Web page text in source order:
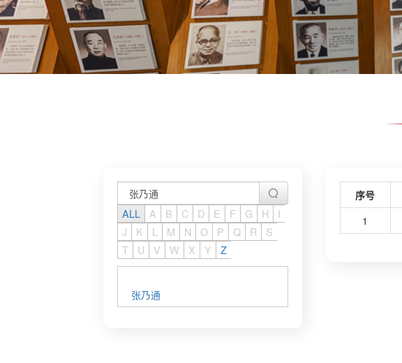
ALL A B C D E F G H
I
J
K L M N O P Q R
S
T
U V W X Y Z
张乃通
序号
1